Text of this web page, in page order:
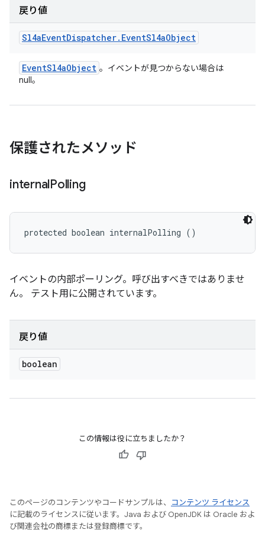
戻り値
Sl4aEventDispatcher. EventSl4aObject
EventSl4aObject 。イベントが見つからない場合は
null。
保護されたメソッド
internalPolling
protected boolean internalPolling ()
イベントの内部ポーリング。呼び出すべきではありませ
ん。 テスト用に公開されています。
戻り値
boolean
この情報は役に立ちましたか？
このページのコンテンツやコードサンプルは、
コンテンツ ライセンス
に記載のライセンスに従います。Java および OpenJDK は Oracle およ
び関連会社の商標または登録商標です。